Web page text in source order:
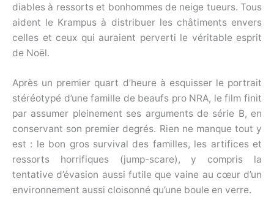
diables à ressorts et bonhommes de neige tueurs. Tous
aident le Krampus à distribuer les châtiments envers
celles et ceux qui auraient perverti le véritable esprit
de Noël.
Après un premier quart d’heure à esquisser le portrait
stéréotypé d’une famille de beaufs pro NRA, le film finit
par assumer pleinement ses arguments de série B, en
conservant son premier degrés. Rien ne manque tout y
est : le bon gros survival des familles, les artifices et
ressorts horrifiques (jump-scare), y compris la
tentative d’évasion aussi futile que vaine au cœur d’un
environnement aussi cloisonné qu’une boule en verre.